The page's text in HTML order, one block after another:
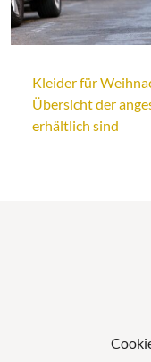
Kleider für
Übersicht der
erhältlich sind